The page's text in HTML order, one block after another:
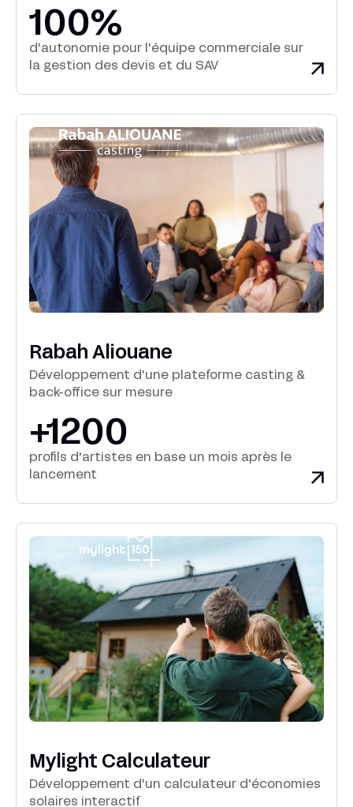
100%
d'autonomie pour l'équipe commerciale sur
la gestion des devis et du SAV
Rabah Aliouane
Développement d'une plateforme casting &
back-office sur mesure
+1200
profils d'artistes en base un mois après le
lancement
Mylight Calculateur
Développement d'un calculateur d'économies
solaires interactif